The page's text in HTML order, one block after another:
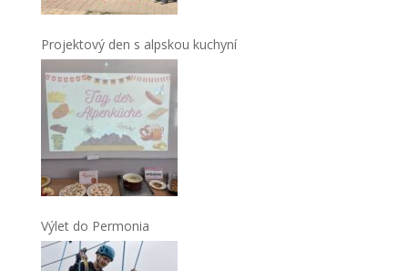
Projektový den s alpskou kuchyní
Výlet do Permonia